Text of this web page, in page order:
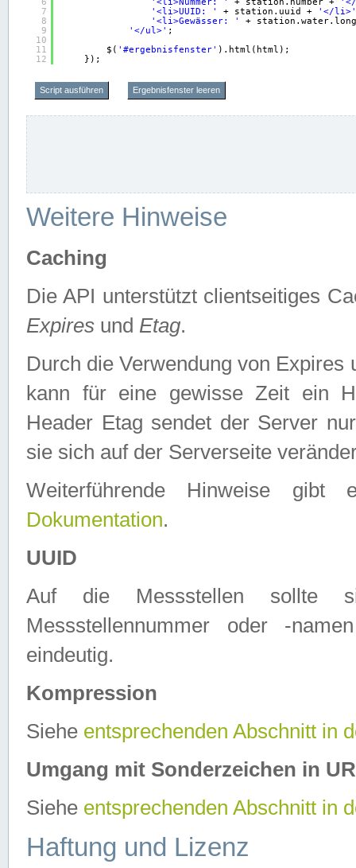
7
8
9
10
11
12
'<li>UUID: '
+ station.uuid +
'</li>'
'<li>Gewässer: '
+
'</ul>' ;
$( '#ergebnisfenster' ).html(html);
});
Script ausführen Ergebnisfenster leeren
Weitere Hinweise
Caching
Die API unterstützt clientseitiges
Expires und Etag.
Durch die Verwendung von
kann für eine gewisse Zeit ein
Header Etag sendet der Server
sie sich auf der Serverseite
Weiterführende Hinweise
Dokumentation.
UUID
Auf die Messstellen sollte
Messstellennummer oder -
eindeutig.
Kompression
Siehe entsprechenden Abschnitt in
Umgang mit Sonderzeichen in
Siehe entsprechenden Abschnitt in
Haftung und Lizenz